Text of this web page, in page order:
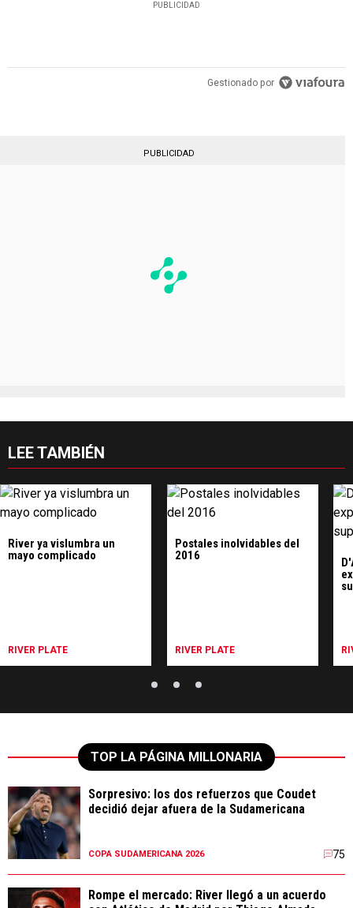
PUBLICIDAD
Gestionado por
PUBLICIDAD
LEE TAMBIÉN
River ya vislumbra un
mayo complicado
RIVER PLATE
Postales inolvidables del
2016
RIVER PLATE
TOP LA PÁGINA MILLONARIA
Sorpresivo: los dos refuerzos que Coudet
decidió dejar afuera de la Sudamericana
COPA SUDAMERICANA 2026 75
Rompe el mercado: River llegó a un acuerdo